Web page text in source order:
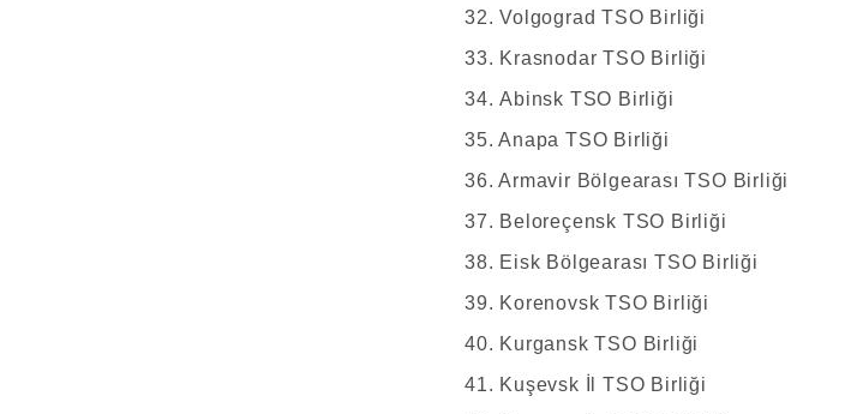
32. Volgograd TSO Birliği
33. Krasnodar TSO Birliği
34. Abinsk TSO Birliği
35. Anapa TSO Birliği
36. Armavir Bölgearası TSO Birliği
37. Beloreçensk TSO Birliği
38. Eisk Bölgearası TSO Birliği
39. Korenovsk TSO Birliği
40. Kurgansk TSO Birliği
41. Kuşevsk İl TSO Birliği